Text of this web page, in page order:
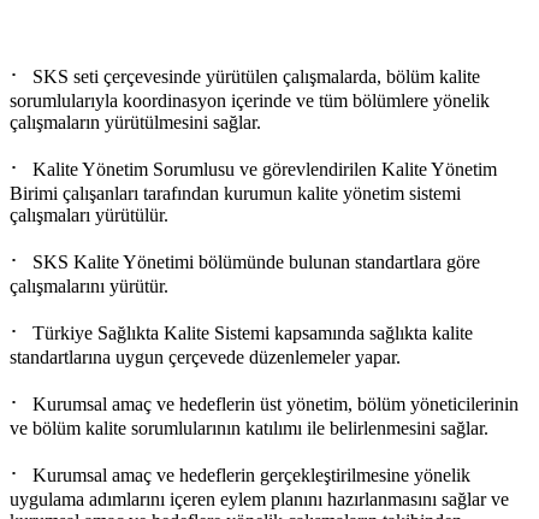
·
SKS seti çerçevesinde yürütülen çalışmalarda, bölüm kalite
sorumlularıyla koordinasyon içerinde ve tüm bölümlere yönelik
çalışmaların yürütülmesini sağlar.
·
Kalite Yönetim Sorumlusu ve görevlendirilen Kalite Yönetim
Birimi çalışanları tarafından kurumun kalite yönetim sistemi
çalışmaları yürütülür.
·
SKS Kalite Yönetimi bölümünde bulunan standartlara göre
çalışmalarını yürütür.
·
Türkiye Sağlıkta Kalite Sistemi kapsamında sağlıkta kalite
standartlarına uygun çerçevede düzenlemeler yapar.
·
Kurumsal amaç ve hedeflerin üst yönetim, bölüm yöneticilerinin
ve bölüm kalite sorumlularının katılımı ile belirlenmesini sağlar.
·
Kurumsal amaç ve hedeflerin gerçekleştirilmesine yönelik
uygulama adımlarını içeren eylem planını hazırlanmasını sağlar ve